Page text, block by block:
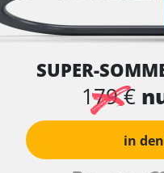
SUPER-
179 €
in